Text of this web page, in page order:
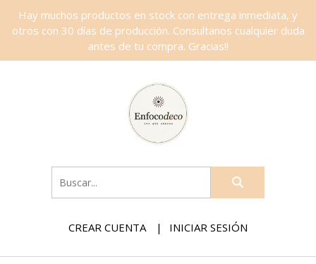
Hay muchos productos en stock con entrega inmediata, y
otros con 30 días de producción. Consultanos cualquier duda
antes de tu compra. Gracias!!
CREAR CUENTA INICIAR SESIÓN